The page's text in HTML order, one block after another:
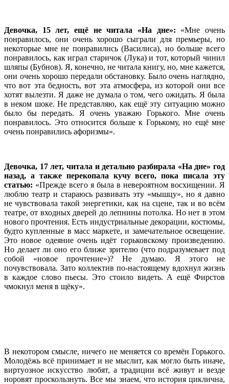
Девочка, 15 лет, ещё не читала «На дне»: «Мне очень
понравилось, они очень хорошо сыграли для премьеры, но
некоторые мне не понравились (Василиса), но больше всего
понравилось, как играл старичок (Лука) и тот, который чинил
шляпы (Бубнов). Я, конечно, не читала книгу, но, мне кажется,
они очень хорошо передали обстановку. Было очень наглядно,
что вот эта бедность, вот эта атмосфера, из которой они все
хотят вылезти. Я даже не думала о том, чего ожидать. Я была
в неком шоке. Не представляю, как ещё эту ситуацию можно
было бы передать. Я очень уважаю Горького. Мне очень
понравилось. Это относится больше к Горькому, но ещё мне
очень понравились афоризмы».
Девочка, 17 лет, читала и детально разбирала «На дне» год
назад, а также перекопала кучу всего, пока писала эту
статью: «Прежде всего я была в невероятном восхищении. Я
люблю театр и стараюсь развивать эту «мышцу», но я давно
не чувствовала такой энергетики, как на сцене, так и во всём
театре, от входных дверей до лепнины потолка. Но нет в этом
нового прочтения. Есть индустриальные декорации, костюмы,
будто купленные в масс маркете, и замечательное освещение.
Это новое одеяние очень идёт горьковскому произведению.
Но делает ли оно его ближе зрителю (что подразумевает под
собой «новое прочтение»)? Не думаю. Я этого не
почувствовала. Зато коллектив по-настоящему вдохнул жизнь
в каждое слово пьесы. Это стоило видеть. А ещё Фирстов
чмокнул меня в щёку».
В некотором смысле, ничего не меняется со времён Горького.
Молодёжь всё принимает и не мыслит, как могло быть иначе,
виртуозное искусство любят, а традиции всё живут и везде
норовят проскользнуть. Все мы знаем, что история циклична,